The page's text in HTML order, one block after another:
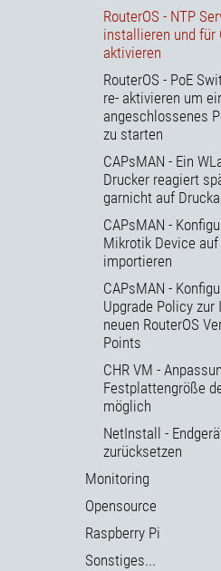
RouterOS - NTP
installieren und für
aktivieren
RouterOS - PoE
re- aktivieren um
angeschlossenes
zu starten
CAPsMAN - Ein
Drucker reagiert
garnicht auf
CAPsMAN -
Mikrotik Device
importieren
CAPsMAN -
Upgrade Policy
neuen RouterOS
Points
CHR VM -
Festplattengröße
möglich
NetInstall -
zurücksetzen
Monitoring
Opensource
Raspberry Pi
Sonstiges...